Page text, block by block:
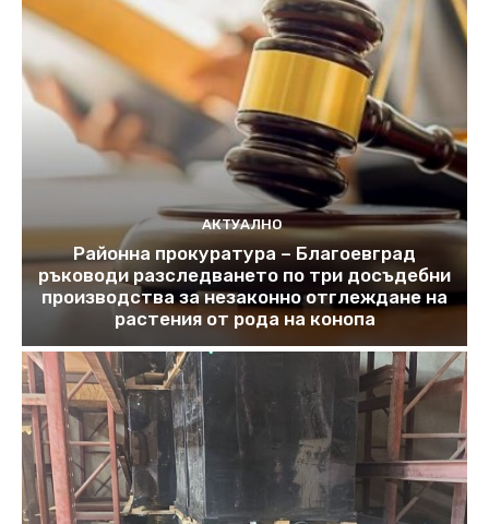
АКТУАЛНО
Районна прокуратура – Благоевград
ръководи разследването по три досъдебни
производства за незаконно отглеждане на
растения от рода на конопа